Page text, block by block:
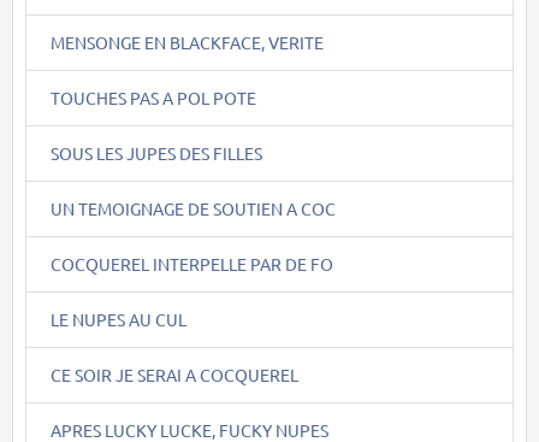
MENSONGE EN BLACKFACE, VERITE
TOUCHES PAS A POL POTE
SOUS LES JUPES DES FILLES
UN TEMOIGNAGE DE SOUTIEN A COC
COCQUEREL INTERPELLE PAR DE FO
LE NUPES AU CUL
CE SOIR JE SERAI A COCQUEREL
APRES LUCKY LUCKE, FUCKY NUPES